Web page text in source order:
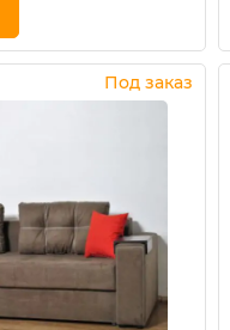
Под заказ